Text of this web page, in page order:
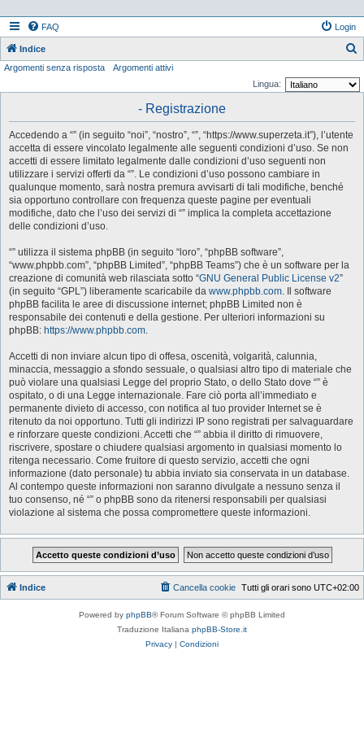
FAQ Login
Indice
Argomenti senza risposta
Argomenti attivi
Lingua:
- Registrazione
Accedendo a “” (in seguito “noi”, “nostro”, “”, “https://www.superzeta.it”), l’utente
accetta di essere vincolato legalmente alle seguenti condizioni d’uso. Se non
accetti di essere limitato legalmente dalle condizioni d’uso seguenti non
utilizzare i servizi offerti da “”. Le condizioni d’uso possono cambiare in
qualunque momento, sarà nostra premura avvisarti di tali modifiche, benché
sia opportuno controllare con frequenza queste pagine per eventuali
modifiche, dato che l’uso dei servizi di “” implica la completa accettazione
delle condizioni d’uso.
“” utilizza il sistema phpBB (in seguito “loro”, “phpBB software”,
“www.phpbb.com”, “phpBB Limited”, “phpBB Teams”) che è un software per la
creazione di comunità web rilasciata sotto “GNU General Public License v2”
(in seguito “GPL”) liberamente scaricabile da www.phpbb.com. Il software
phpBB facilita le aree di discussione internet; phpBB Limited non è
responsabile dei contenuti e della gestione. Per ulteriori informazioni su
phpBB: https://www.phpbb.com.
Accetti di non inviare alcun tipo di offesa, oscenità, volgarità, calunnia,
minaccia, messaggio a sfondo sessuale, o qualsiasi altro tipo di materiale che
può violare una qualsiasi Legge del proprio Stato, o dello Stato dove “” è
ospitato, o di una Legge internazionale. Fare ciò porta all’immediato e
permanente divieto di accesso, con notifica al tuo provider Internet se è
ritenuto da noi opportuno. Tutti gli indirizzi IP sono registrati per salvaguardare
e rinforzare queste condizioni. Accetti che “” abbia il diritto di rimuovere,
riscrivere, spostare o chiudere qualsiasi argomento in qualsiasi momento lo
ritenga necessario. Come fruitore di questo servizio, accetti che ogni
informazione (dato personale) tu abbia inviato sia conservata in un database.
Al contempo queste informazioni non saranno divulgate a nessuno senza il
tuo consenso, né “” o phpBB sono da ritenersi responsabili per qualsiasi
violazione al sistema che possa compromettere queste informazioni.
Indice Tutti gli orari sono UTC+02:00
Cancella cookie
Powered by phpBB® Forum Software © phpBB Limited
Traduzione Italiana phpBB-Store.it
Privacy | Condizioni